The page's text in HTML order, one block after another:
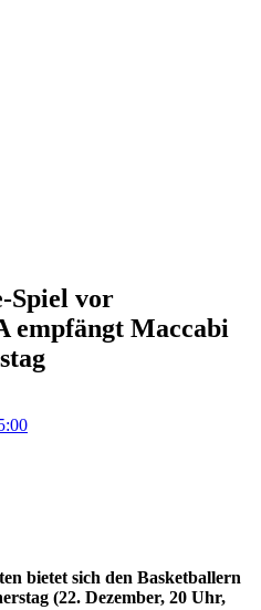
Spiel vor
empfängt Maccabi
bietet sich den Basketballern
(22. Dezember, 20 Uhr,